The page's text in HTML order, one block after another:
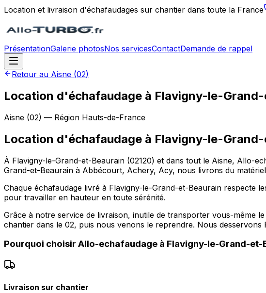
Location et livraison d'échafaudages sur chantier dans toute la France
PrésentationGalerie photosNos servicesContactDemande de rappel
Retour au Aisne (02)
Location d'échafaudage à Flavigny-le-
Aisne (02) — Région Hauts-de-France
Location d'échafaudage à Flavigny-le-
À Flavigny-le-Grand-et-Beaurain (02120) et dans tout le Aisne, Allo-
Grand-et-Beaurain à Abbécourt, Achery, Acy, nous livrons du
Chaque échafaudage livré à Flavigny-le-Grand-et-Beaurain respecte
pour travailler en hauteur en toute sérénité.
Grâce à notre service de livraison, inutile de transporter vous-même
chantier dans le 02, puis nous venons le reprendre. Nous
Pourquoi choisir Allo-echafaudage à Flavigny-le-Grand-et-
Livraison sur chantier